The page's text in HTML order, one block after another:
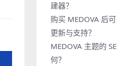
建器？
购买 MEDOVA 后
更新与支持？
MEDOVA 主题的
何？